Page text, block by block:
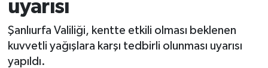
uyarısı
Şanlıurfa Valiliği, kentte etkili olması beklenen
kuvvetli yağışlara karşı tedbirli olunması uyarısı
yapıldı.
Resmi İlanlar
Sağlık
Tüm Manşetler
Son Dakika Haberleri